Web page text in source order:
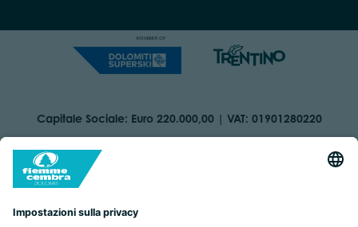
Capitale Sociale: Euro 220.000,00 | VAT: 01901280220
DICHIARAZIONE DI ACCESSIBILITÀ
IMPRINT